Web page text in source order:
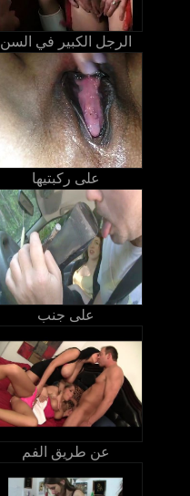
الرجل الكبير في السن
على ركبتيها
على جنب
عن طريق الفم